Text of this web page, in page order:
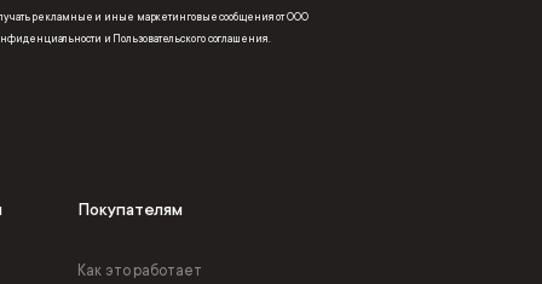
рекламные и иные маркетинговые сообщения от ООО
и Пользовательского соглашения.
Покупателям
Как это работает